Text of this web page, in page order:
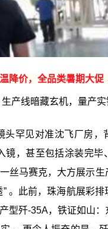
降价，全品类暑期大促
产线暗藏玄机，量产
头罕见对准沈飞厂房，
镜，甚至包括涂装完毕
丝马赛克，大方展示生
。此前，珠海航展彩排
型歼-35A，铁证如山：